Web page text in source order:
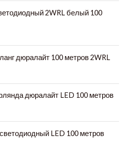
2WRL белый 100
дюралайт 100 метров 2WRL
дюралайт LED 100 метров
LED 100 метров